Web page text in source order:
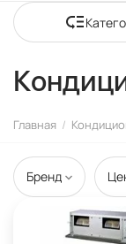
Главная /
Бренд